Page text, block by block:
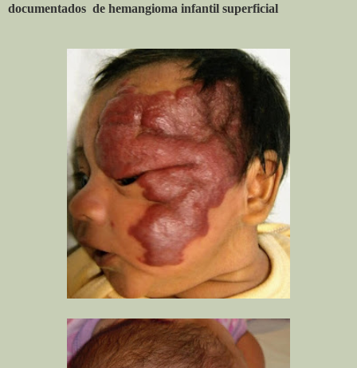
documentados de hemangioma infantil superficial